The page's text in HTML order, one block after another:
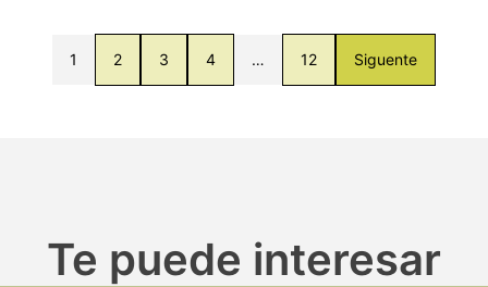
1 2 3 4 … 12 Siguente
Te puede interesar